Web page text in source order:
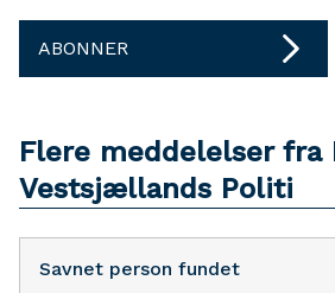
ABONNER
Flere meddelelser fra
Vestsjællands Politi
Savnet person fundet